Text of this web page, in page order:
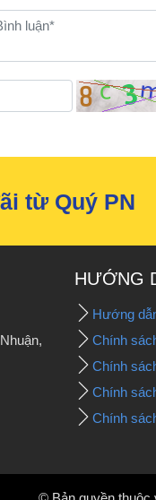
từ Quý PN
HƯỚNG
Hướng
Chính
Chính
Chính
Chính